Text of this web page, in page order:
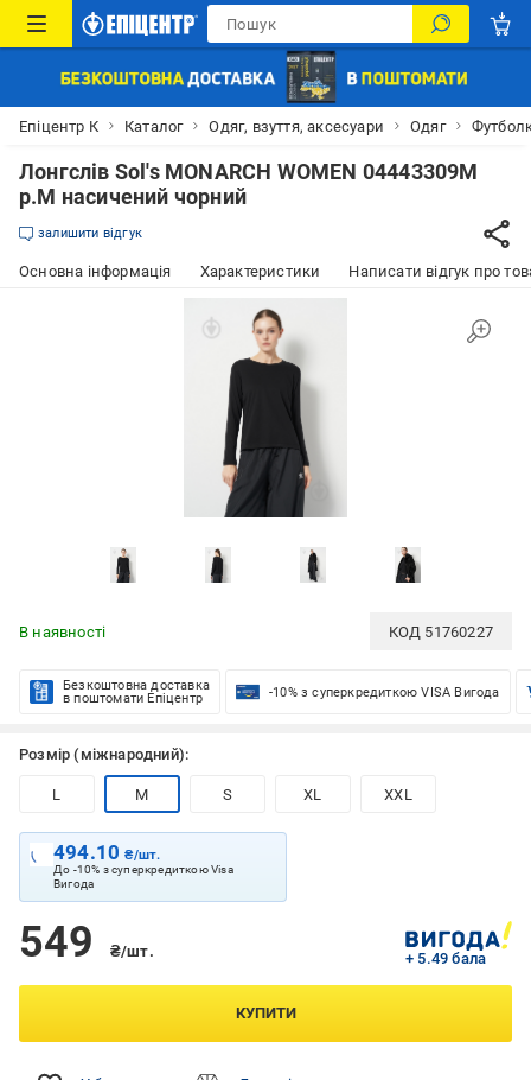
Епіцентр К Каталог Одяг, взуття, аксесуари Одяг
Лонгслів Sol's MONARCH WOMEN 04443309M
р.M насичений чорний
залишити відгук
Основна інформація Характеристики Написати відгук про
В наявності КОД 51760227
Безкоштовна доставка
в поштомати Епіцентр
-10% з суперкредиткою VISA Вигода
Розмір (міжнародний):
L M S XL XXL
494.10₴/шт.
До -10% з суперкредиткою Visa
Вигода
549 ₴/шт. + 5.49 бала
КУПИТИ